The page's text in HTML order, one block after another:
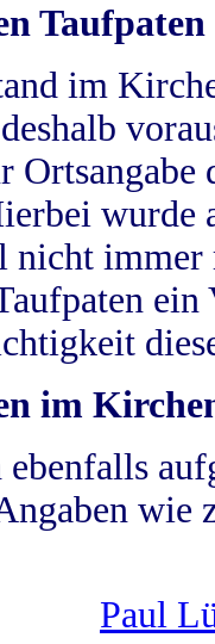
Taufpaten
im
wurde
nicht
im
wie
Paul